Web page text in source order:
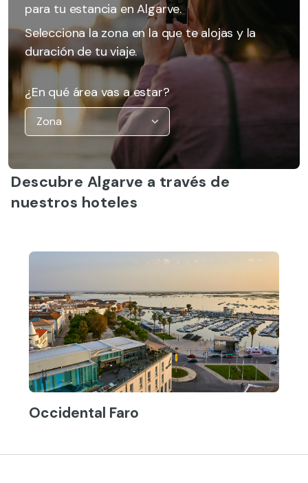
para tu estancia en Algarve.
Selecciona la zona en la que te alojas y la
duración de tu viaje.
¿En qué área vas a estar?
Descubre Algarve a través de
nuestros hoteles
Occidental Faro